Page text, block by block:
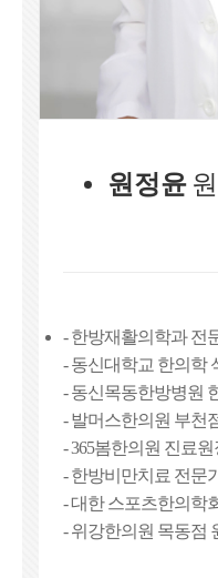
원정윤
- 한방재활의학과 전
- 동신대학교 한의학
- 동신목동한방병원
- 발머스한의원 부천
- 365봄한의원 진료원
- 한방비만치료 전문
- 대한 스포츠한의학
- 위강한의원 목동점